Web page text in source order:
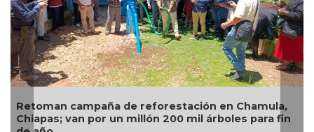
Alertan en Puebla por alza en casos de personas
infectadas de miasis